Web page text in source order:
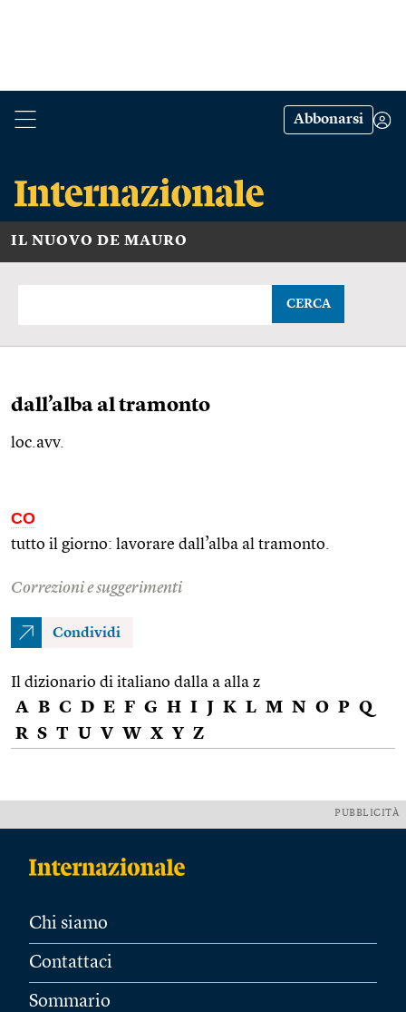
Abbonarsi
IL NUOVO DE MAURO
CERCA
dall’alba al tramonto
loc.avv.
CO
tutto il giorno: lavorare dall’alba al tramonto.
Correzioni e suggerimenti
Condividi
Il dizionario di italiano dalla a alla z
A B C D E F G H I J K L M N O P Q
R S T U V W X Y Z
PUBBLICITÀ
Chi siamo
Contattaci
Sommario